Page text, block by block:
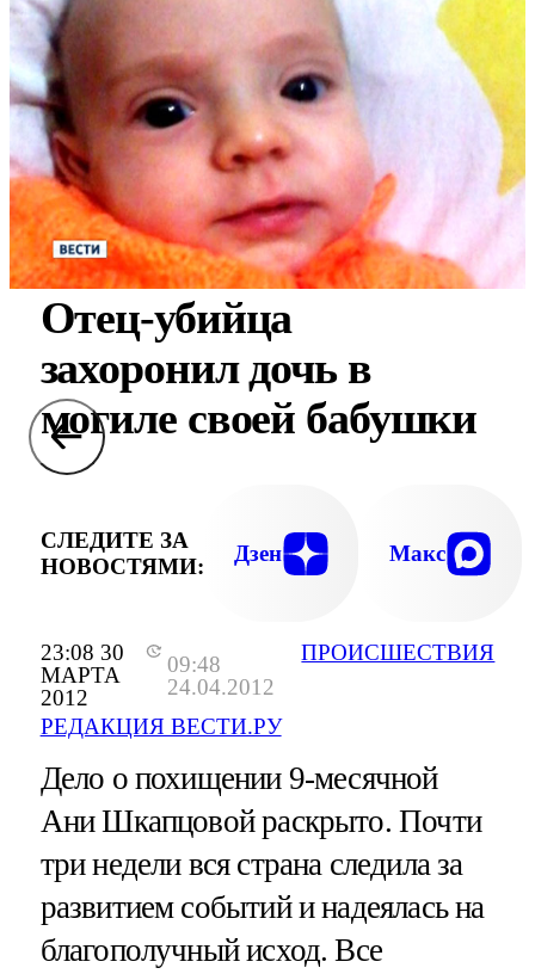
23:08 30
МАРТА
2012
09:48
24.04.2012
РЕДАКЦИЯ ВЕСТИ.РУ
ПРОИСШЕСТВИЯ
Отец-убийца
захоронил дочь в
могиле своей бабушки
СЛЕДИТЕ ЗА
НОВОСТЯМИ:
Дзен Макс
Дело о похищении 9-месячной
Ани Шкапцовой раскрыто. Почти
три недели вся страна следила за
развитием событий и надеялась на
благополучный исход. Все